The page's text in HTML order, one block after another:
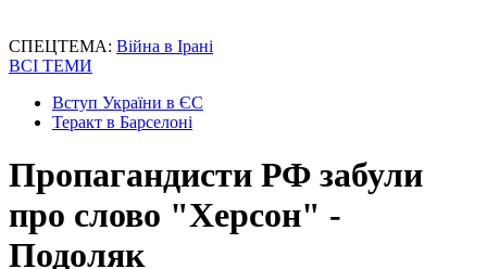
СПЕЦТЕМА: Війна в Ірані
ВСІ ТЕМИ
Вступ України в ЄС
Теракт в Барселоні
Пропагандисти РФ забули
про слово "Херсон" -
Подоляк